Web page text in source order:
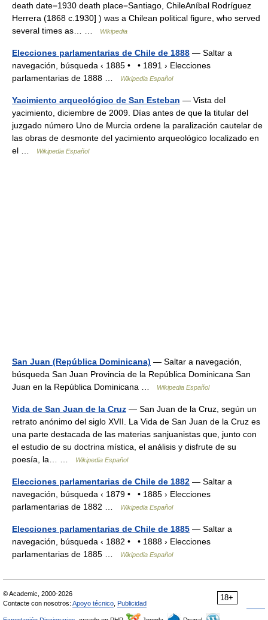
death date=1930 death place=Santiago, ChileAníbal Rodríguez
Herrera (1868 c.1930] ) was a Chilean political figure, who served
several times as… …
Wikipedia
Elecciones parlamentarias de Chile de 1888 — Saltar a
navegación, búsqueda ‹ 1885 • • 1891 › Elecciones
parlamentarias de 1888 …
Wikipedia Español
Yacimiento arqueológico de San Esteban — Vista del
yacimiento, diciembre de 2009. Días antes de que la titular del
juzgado número Uno de Murcia ordene la paralización cautelar de
las obras de desmonte del yacimiento arqueológico localizado en
el …
Wikipedia Español
San Juan (República Dominicana) — Saltar a navegación,
búsqueda San Juan Provincia de la República Dominicana San
Juan en la República Dominicana …
Wikipedia Español
Vida de San Juan de la Cruz — San Juan de la Cruz, según un
retrato anónimo del siglo XVII. La Vida de San Juan de la Cruz es
una parte destacada de las materias sanjuanistas que, junto con
el estudio de su doctrina mística, el análisis y disfrute de su
poesía, la… …
Wikipedia Español
Elecciones parlamentarias de Chile de 1882 — Saltar a
navegación, búsqueda ‹ 1879 • • 1885 › Elecciones
parlamentarias de 1882 …
Wikipedia Español
Elecciones parlamentarias de Chile de 1885 — Saltar a
navegación, búsqueda ‹ 1882 • • 1888 › Elecciones
parlamentarias de 1885 …
Wikipedia Español
18+
© Academic, 2000-2026
Contacte con nosotros: Apoyo técnico Publicidad